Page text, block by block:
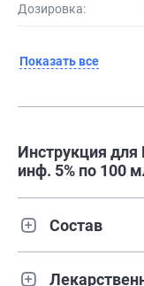
Дозировка:
Показать все
Инструкция
инф. 5% по 100
Состав